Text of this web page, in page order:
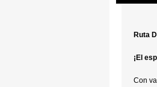
Ruta
¡El
Con